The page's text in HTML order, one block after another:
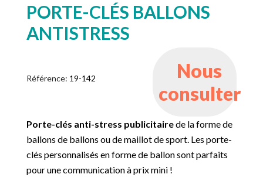
PORTE-CLÉS BALLONS
ANTISTRESS
Référence: 19-142
Nous
consulter
Porte-clés anti-stress publicitairede la forme de
ballons de ballons ou de maillot de sport. Les porte-
clés personnalisés en forme de ballon sont parfaits
pour une communication à prix mini !